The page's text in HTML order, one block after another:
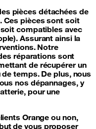
pièces détachées de
. Ces pièces sont soit
compatibles avec
Assurant ainsi la
Notre
réparations sont
de récupérer un
temps. De plus, nous
nos dépannages, y
pour une
Orange ou non,
de vous proposer